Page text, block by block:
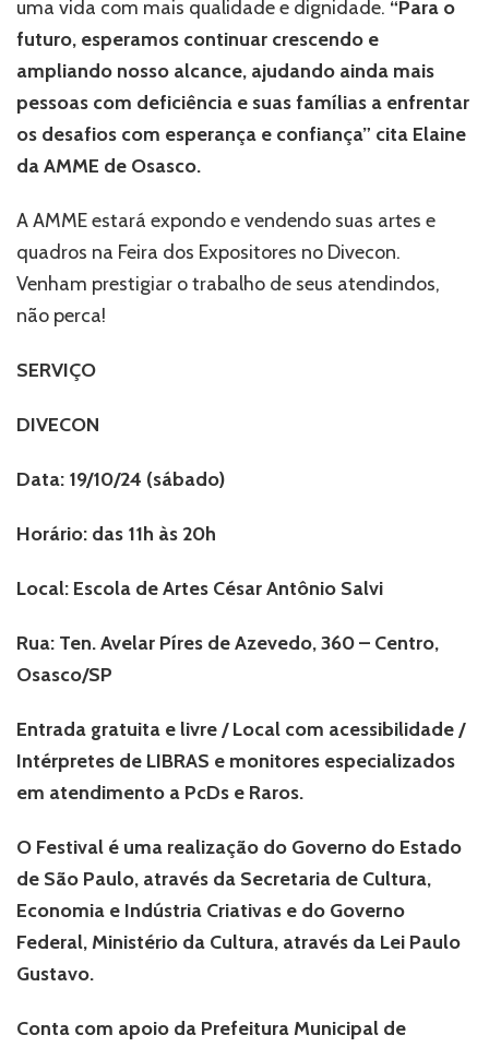
uma vida com mais qualidade e dignidade. “Para o
futuro, esperamos continuar crescendo e
ampliando nosso alcance, ajudando ainda mais
pessoas com deficiência e suas famílias a enfrentar
os desafios com esperança e confiança” cita Elaine
da AMME de Osasco.
A AMME estará expondo e vendendo suas artes e
quadros na Feira dos Expositores no Divecon.
Venham prestigiar o trabalho de seus atendindos,
não perca!
SERVIÇO
DIVECON
Data: 19/10/24 (sábado)
Horário: das 11h às 20h
Local: Escola de Artes César Antônio Salvi
Rua: Ten. Avelar Píres de Azevedo, 360 – Centro,
Osasco/SP
Entrada gratuita e livre / Local com acessibilidade /
Intérpretes de LIBRAS e monitores especializados
em atendimento a PcDs e Raros.
O Festival é uma realização do Governo do Estado
de São Paulo, através da Secretaria de Cultura,
Economia e Indústria Criativas e do Governo
Federal, Ministério da Cultura, através da Lei Paulo
Gustavo.
Conta com apoio da Prefeitura Municipal de